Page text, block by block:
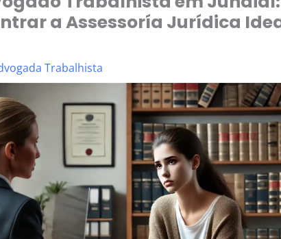
a Assessoría Jurídica
Trabalhista